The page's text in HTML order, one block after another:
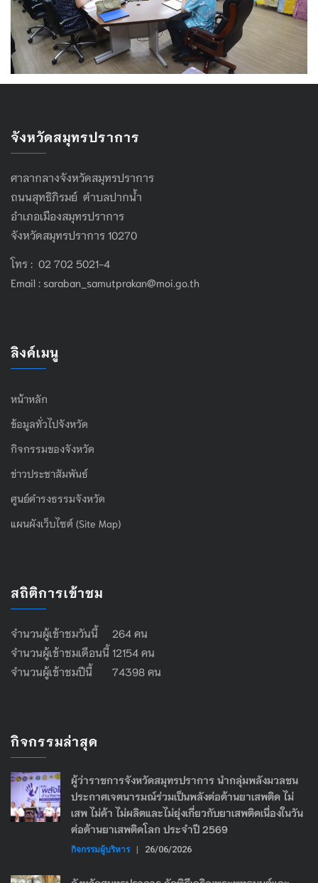
จังหวัดสมุทรปราการ
ศาลากลางจังหวัดสมุทรปราการ
ถนนสุทธิภิรมย์ ตำบลปากน้ำ
อำเภอเมืองสมุทรปราการ
จังหวัดสมุทรปราการ 10270
โทร : 02 702 5021-4
Email : saraban_samutprakan@moi.go.th
ลิงค์เมนู
หน้าหลัก
ข้อมูลทั่วไปจังหวัด
กิจกรรมของจังหวัด
ข่าวประชาสัมพันธ์
ศูนย์ดำรงธรรมจังหวัด
แผนผังเว็บไซต์ (Site Map)
สถิติการเข้าชม
จำนวนผู้เข้าชมวันนี้ 264 คน
จำนวนผู้เข้าชมเดือนนี้ 12154 คน
จำนวนผู้เข้าชมปีนี้ 74398 คน
กิจกรรมล่าสุด
ผู้ว่าราชการจังหวัดสมุทรปราการ นำกลุ่มพลังมวลชน
ประกาศเจตนารมณ์ร่วมเป็นพลังต่อต้านยาเสพติด ไม่
เสพ ไม่ค้า ไม่ผลิตและไม่ยุ่งเกี่ยวกับยาเสพติดเนื่องในวัน
ต่อต้านยาเสพติดโลก ประจำปี 2569
กิจกรรมผู้บริหาร | 26/06/2026